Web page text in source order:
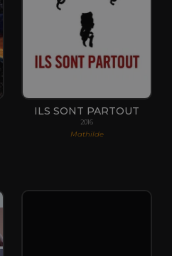
ILS SONT PARTOUT
2016
Mathilde